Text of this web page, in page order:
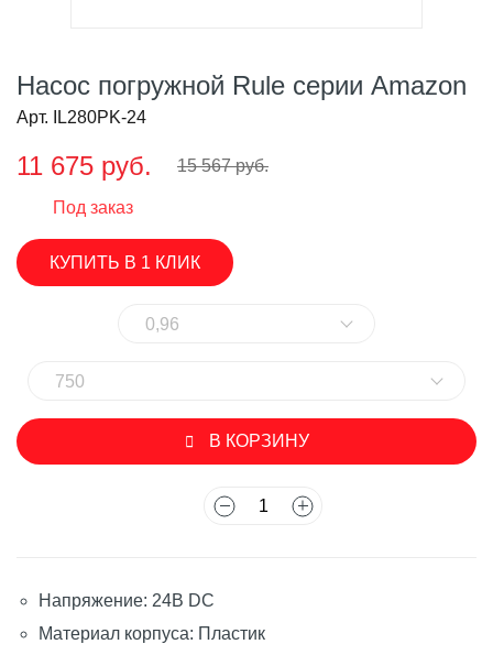
Насос погружной Rule серии Amazon
Арт. IL280PK-24
11 675 руб. 15 567 руб.
Под заказ
КУПИТЬ В 1 КЛИК
0,96
750
В КОРЗИНУ
Напряжение: 24В DC
Материал корпуса: Пластик